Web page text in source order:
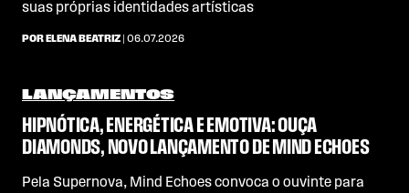
suas próprias identidades artísticas
POR ELENA BEATRIZ | 06.07.2026
LANÇAMENTOS
HIPNÓTICA, ENERGÉTICA E EMOTIVA: OUÇA
DIAMONDS, NOVO LANÇAMENTO DE MIND ECHOES
Pela Supernova, Mind Echoes convoca o ouvinte para